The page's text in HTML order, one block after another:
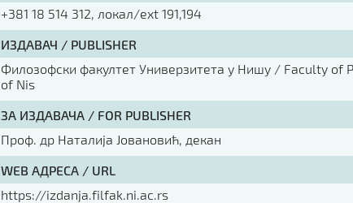
+381 18 514 312, локал/ext 191,194
ИЗДАВАЧ / PUBLISHER
Филозофски факултет Универзитета у Нишу / Faculty of
of Nis
ЗА ИЗДАВАЧА / FOR PUBLISHER
Проф. др Наталија Јовановић, декан
WEB АДРЕСА / URL
https://izdanja.filfak.ni.ac.rs